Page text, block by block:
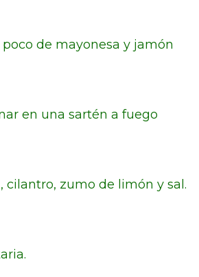
de mayonesa y jamón
en una sartén a fuego
cilantro, zumo de limón y sal.